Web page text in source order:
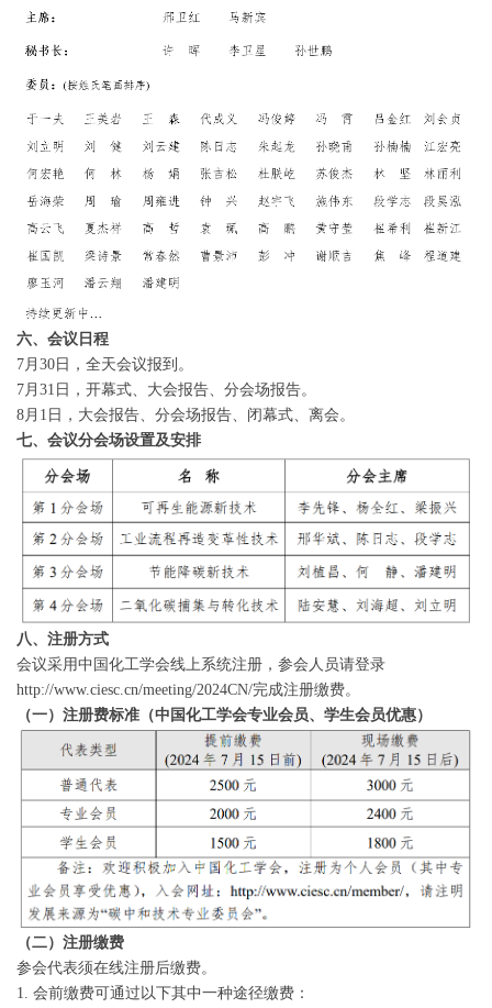
六、会议日程
7月30日，全天会议报到。
7月31日，开幕式、大会报告、分会场报告。
8月1日，大会报告、分会场报告、闭幕式、离会。
七、会议分会场设置及安排
八、注册方式
会议采用中国化工学会线上系统注册，参会人员请登录
http://www.ciesc.cn/meeting/2024CN/完成注册缴费。
（一）注册费标准（中国化工学会专业会员、学生会员优惠）
（二）注册缴费
参会代表须在线注册后缴费。
1. 会前缴费可通过以下其中一种途径缴费：